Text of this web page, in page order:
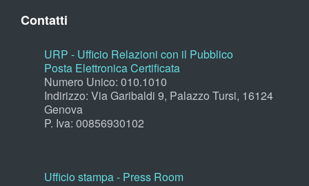
Contatti
URP - Ufficio Relazioni con il Pubblico
Posta Elettronica Certificata
Numero Unico: 010.1010
Indirizzo: Via Garibaldi 9, Palazzo Tursi, 16124
Genova
P. Iva: 00856930102
Ufficio stampa - Press Room